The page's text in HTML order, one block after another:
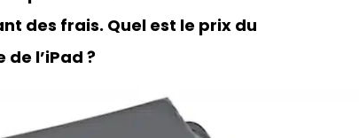
des frais. Quel est le prix du
l’iPad ?